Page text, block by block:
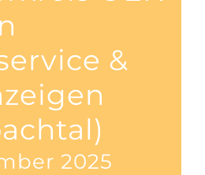
&
2025